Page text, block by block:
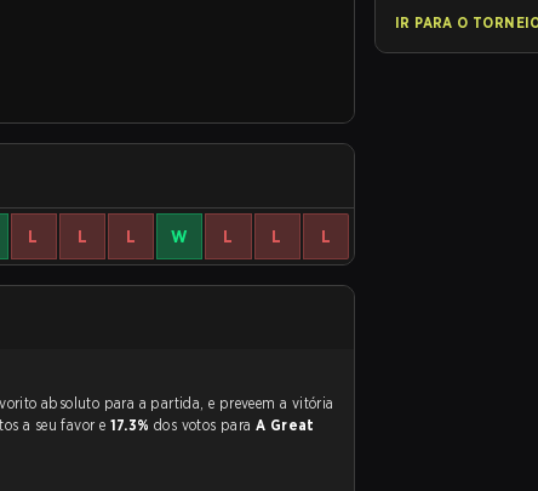
L L L W L L L
a seu favor e 17.3% dos votos para A Great
IR PARA O